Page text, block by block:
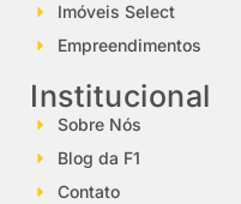
Imóveis Select
Empreendimentos
Institucional
Sobre Nós
Blog da F1
Contato